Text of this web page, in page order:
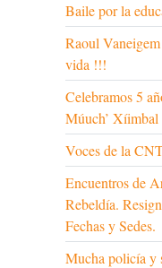
Baile por la
Raoul
vida !!!
Celebramos 5
Múuch’ Xíimbal
Voces de la
Encuentros de
Rebeldía.
Fechas y Sedes.
Mucha policía y